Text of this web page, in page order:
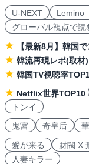
U-NEXT
Lemino
グローバル視点で読
【最新8月】韓国
韓流再現レポ(取材)
韓国TV視聴率
Netflix世界TOP10
トンイ
鬼宮
奇皇后
愛が来る 財閥 X
人妻キラー